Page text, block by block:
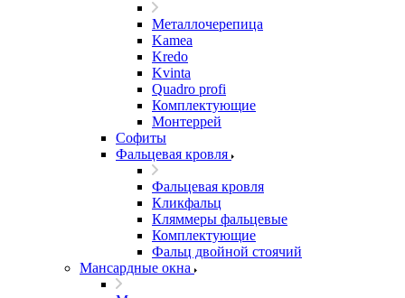
Металлочерепица
Kamea
Kredo
Kvinta
Quadro profi
Комплектующие
Монтеррей
Софиты
Фальцевая кровля
Фальцевая кровля
Кликфальц
Кляммеры фальцевые
Комплектующие
Фальц двойной стоячий
Мансардные окна